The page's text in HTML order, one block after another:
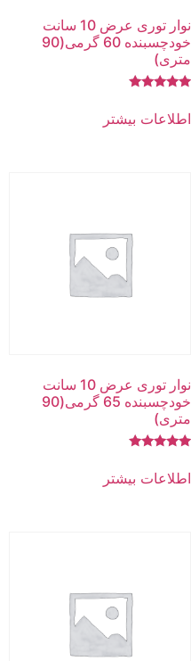
نوار توری عرض 10 سانت
خودچسبنده 60 گرمی(90
متری)
5.00
از 5
اطلاعات بیشتر
نوار توری عرض 10 سانت
خودچسبنده 65 گرمی(90
متری)
5.00
از 5
اطلاعات بیشتر